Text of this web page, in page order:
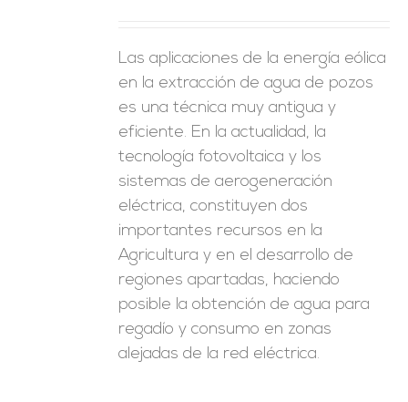
Las aplicaciones de la energía eólica
en la extracción de agua de pozos
es una técnica muy antigua y
eficiente. En la actualidad, la
tecnología fotovoltaica y los
sistemas de aerogeneración
eléctrica, constituyen dos
importantes recursos en la
Agricultura y en el desarrollo de
regiones apartadas, haciendo
posible la obtención de agua para
regadío y consumo en zonas
alejadas de la red eléctrica.